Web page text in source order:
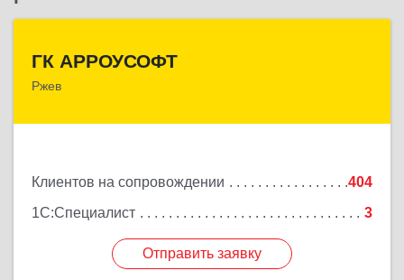
ГК АРРОУСОФТ
Ржев
Клиентов на сопровождении
404
1С:Специалист
3
Отправить заявку
Отправить заявку